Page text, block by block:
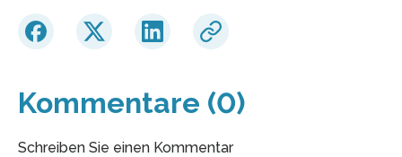
Kommentare (0)
Schreiben Sie einen Kommentar